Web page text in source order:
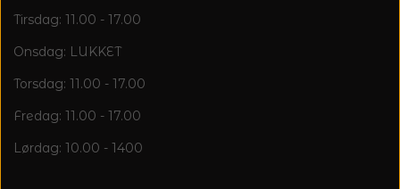
Tirsdag: 11.00 - 17.00
Onsdag: LUKKET
Torsdag: 11.00 - 17.00
Fredag: 11.00 - 17.00
Lørdag: 10.00 - 1400